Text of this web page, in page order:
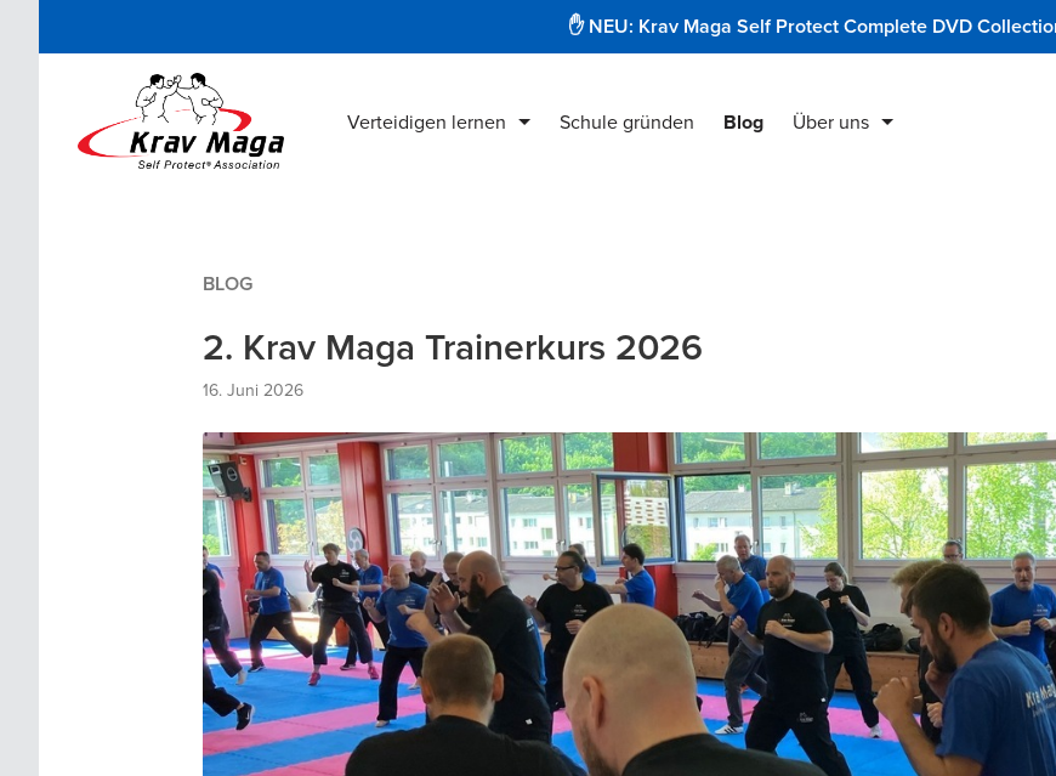
✋ NEU: Krav Maga Self Protect Complete DVD
Verteidigen lernen
Krav Maga DVDs
Schule gründen Blog Über uns
BLOG
2. Krav Maga Trainerkurs 2026
16. Juni 2026